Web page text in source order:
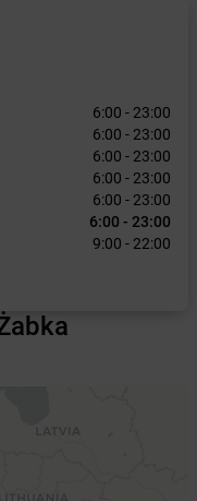
6:00 - 23:00
6:00 - 23:00
6:00 - 23:00
6:00 - 23:00
6:00 - 23:00
6:00 - 23:00
9:00 - 22:00